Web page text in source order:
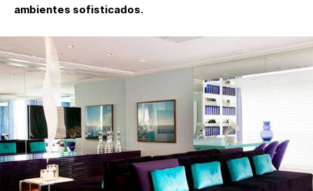
ambientes sofisticados.